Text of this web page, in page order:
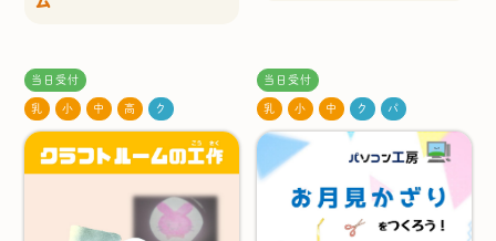
当日受付
乳 小 中 高 ク
当日受付
乳 小 中 ク パ